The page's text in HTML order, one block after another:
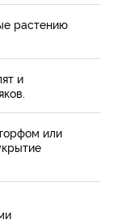
растению
и
или